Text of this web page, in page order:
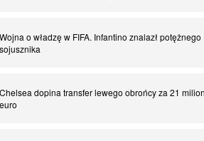
I love this game! Patrice Evra
Wojna o władzę w FIFA. Infantino znalazł potężnego
sojusznika
Chelsea dopina transfer lewego obrońcy za 21
euro